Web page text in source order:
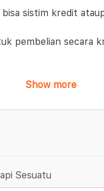
sistim kredit
pembelian secara
Show more
Sesuatu